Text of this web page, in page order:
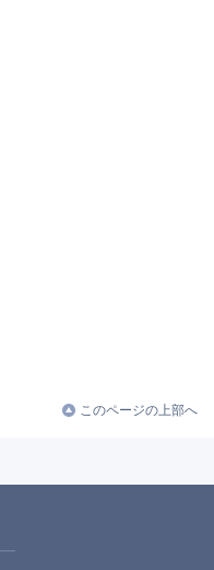
このページの上部へ